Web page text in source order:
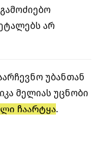
არ
უბანთან
მელიას უცნობი
ჩაარტყა.